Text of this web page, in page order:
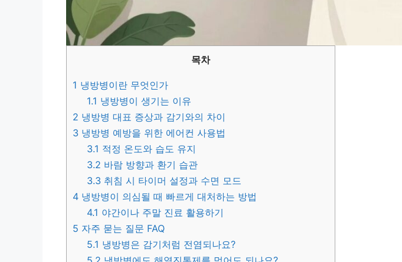
목차
1 냉방병이란 무엇인가
1.1 냉방병이 생기는 이유
2 냉방병 대표 증상과 감기와의 차이
3 냉방병 예방을 위한 에어컨 사용법
3.1 적정 온도와 습도 유지
3.2 바람 방향과 환기 습관
3.3 취침 시 타이머 설정과 수면 모드
4 냉방병이 의심될 때 빠르게 대처하는 방법
4.1 야간이나 주말 진료 활용하기
5 자주 묻는 질문 FAQ
5.1 냉방병은 감기처럼 전염되나요?